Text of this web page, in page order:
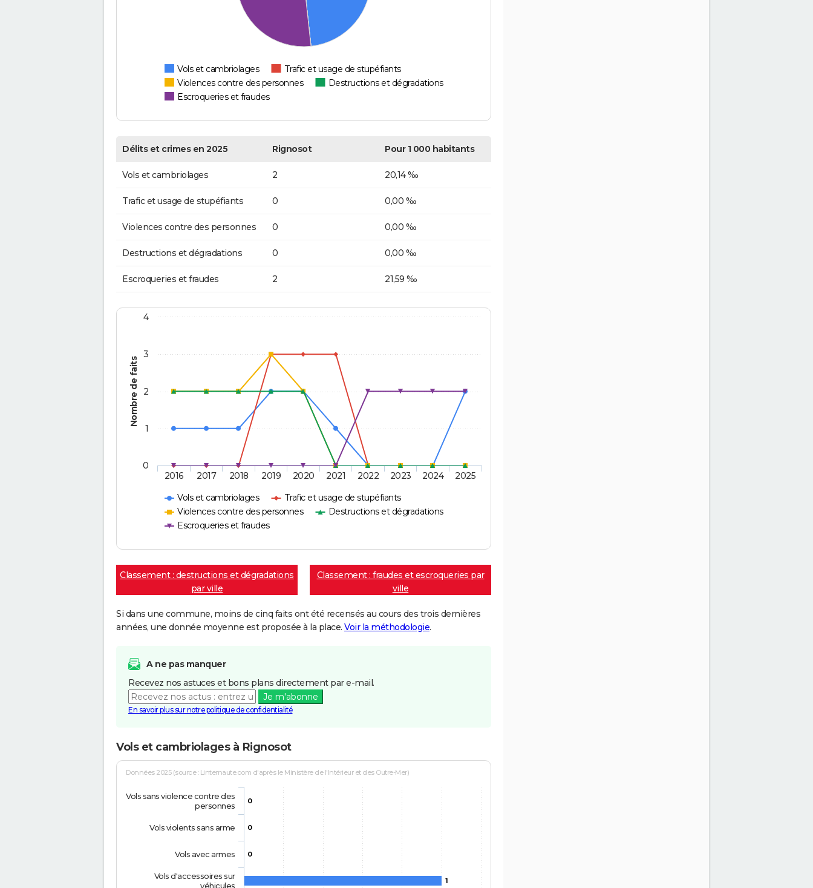
Vols et cambriolages
Trafic et usage de stupéfiants
Violences contre des personnes
Destructions et dégradations
Escroqueries et fraudes
Délits et crimes en 2025 Rignosot Pour 1 000 habitants
Vols et cambriolages 2 20,14 ‰
Trafic et usage de stupéfiants 0 0,00 ‰
Violences contre des personnes 0 0,00 ‰
Destructions et dégradations 0 0,00 ‰
Escroqueries et fraudes 2 21,59 ‰
Nombre de faits
Vols et cambriolages
Trafic et usage de stupéfiants
Violences contre des personnes
Destructions et dégradations
Escroqueries et fraudes
2016 2017 2018 2019 2020 2021 2022 2023 2024 2025
0
1
2
3
4
Classement : destructions et dégradations
par ville
Classement : fraudes et escroqueries par
ville
Si dans une commune, moins de cinq faits ont été recensés au cours des trois dernières
années, une donnée moyenne est proposée à la place. Voir la méthodologie.
A ne pas manquer
Recevez nos astuces et bons plans directement par e-mail.
Je m'abonne
En savoir plus sur notre politique de confidentialité
Vols et cambriolages à Rignosot
Données 2025 (source : Linternaute.com d'après le Ministère de l'Intérieur et des Outre-Mer)
0
0
0
1
Vols sans violence contre des
personnes
Vols violents sans arme
Vols avec armes
Vols d'accessoires sur
véhicules